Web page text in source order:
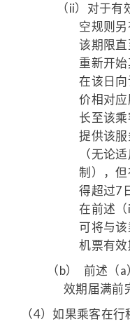
（ii） 对于有
空规则
该期限
重新开
在该日
价相对
长至该
提供该
（无论
制），
得超过7
在前述
可将与
机票有效
（b）
前述（
效期届满前
（4）如果乘客在行